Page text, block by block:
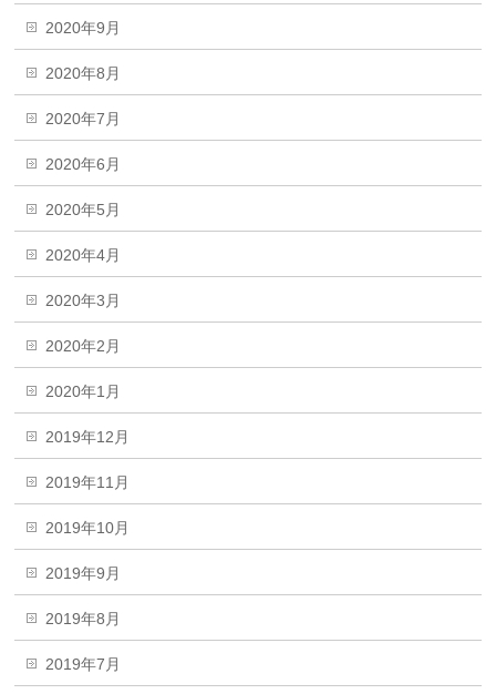
2020年9月
2020年8月
2020年7月
2020年6月
2020年5月
2020年4月
2020年3月
2020年2月
2020年1月
2019年12月
2019年11月
2019年10月
2019年9月
2019年8月
2019年7月